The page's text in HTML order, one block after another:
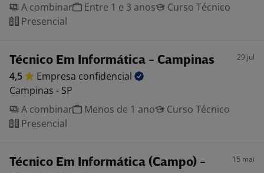
A combinar
Entre 1 e 3 anos
Curso Técnico
Presencial
Técnico Em Informática - Campinas 29 jul
4,5 Empresa confidencial
Campinas - SP
A combinar
Menos de 1 ano
Curso Técnico
Presencial
Técnico Em Informática (Campo) -
15 mai